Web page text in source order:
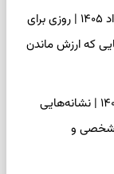
فال سرنوشت امروز شنبه ۱۷ مرداد ۱۴۰۵ | روزی برای
که ارزش ماندن
فال اسم امروز جمعه ۱۶ مرداد ۱۴۰۵ | نشانه‌هایی
شخصی و